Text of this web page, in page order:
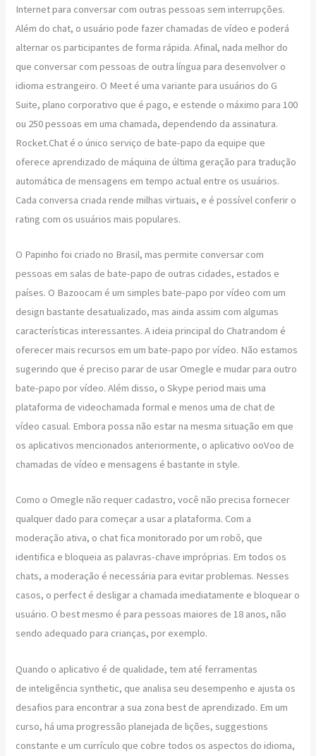
Internet para conversar com outras pessoas sem interrupções.
Além do chat, o usuário pode fazer chamadas de vídeo e poderá
alternar os participantes de forma rápida. Afinal, nada melhor do
que conversar com pessoas de outra língua para desenvolver o
idioma estrangeiro. O Meet é uma variante para usuários do G
Suite, plano corporativo que é pago, e estende o máximo para 100
ou 250 pessoas em uma chamada, dependendo da assinatura.
Rocket.Chat é o único serviço de bate-papo da equipe que
oferece aprendizado de máquina de última geração para tradução
automática de mensagens em tempo actual entre os usuários.
Cada conversa criada rende milhas virtuais, e é possível conferir o
rating com os usuários mais populares.
O Papinho foi criado no Brasil, mas permite conversar com
pessoas em salas de bate-papo de outras cidades, estados e
países. O Bazoocam é um simples bate-papo por vídeo com um
design bastante desatualizado, mas ainda assim com algumas
características interessantes. A ideia principal do Chatrandom é
oferecer mais recursos em um bate-papo por vídeo. Não estamos
sugerindo que é preciso parar de usar Omegle e mudar para outro
bate-papo por vídeo. Além disso, o Skype period mais uma
plataforma de videochamada formal e menos uma de chat de
vídeo casual. Embora possa não estar na mesma situação em que
os aplicativos mencionados anteriormente, o aplicativo ooVoo de
chamadas de vídeo e mensagens é bastante in style.
Como o Omegle não requer cadastro, você não precisa fornecer
qualquer dado para começar a usar a plataforma. Com a
moderação ativa, o chat fica monitorado por um robô, que
identifica e bloqueia as palavras-chave impróprias. Em todos os
chats, a moderação é necessária para evitar problemas. Nesses
casos, o perfect é desligar a chamada imediatamente e bloquear o
usuário. O best mesmo é para pessoas maiores de 18 anos, não
sendo adequado para crianças, por exemplo.
Quando o aplicativo é de qualidade, tem até ferramentas
de inteligência synthetic, que analisa seu desempenho e ajusta os
desafios para encontrar a sua zona best de aprendizado. Em um
curso, há uma progressão planejada de lições, suggestions
constante e um currículo que cobre todos os aspectos do idioma,